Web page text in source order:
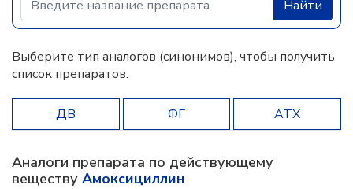
Найти
Выберите тип аналогов (синонимов), чтобы получить
список препаратов.
ДВ ФГ АТХ
Аналоги препарата по действующему
веществу Амоксициллин